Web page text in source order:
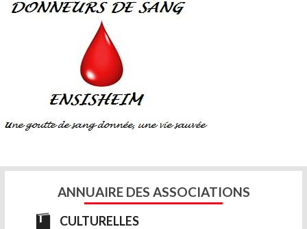
ANNUAIRE DES ASSOCIATIONS
CULTURELLES